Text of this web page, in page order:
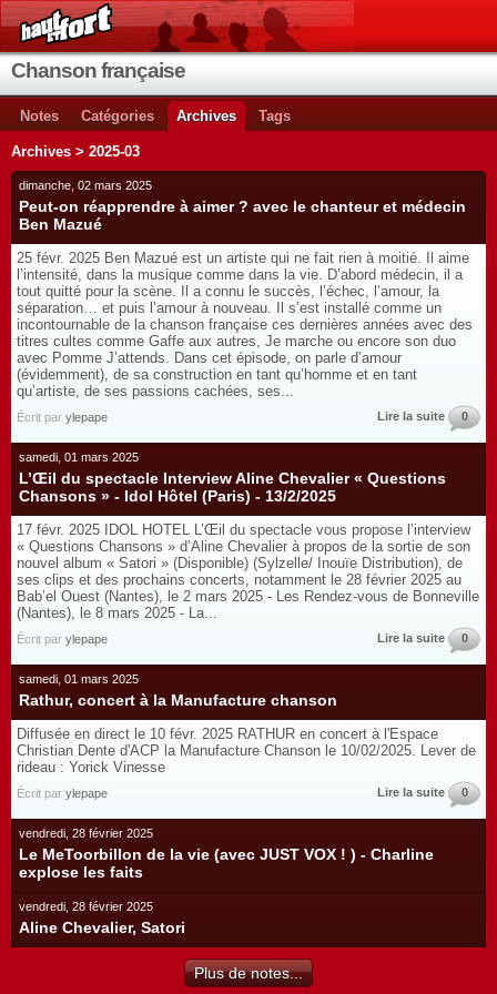
Chanson française
Notes Catégories Archives Tags
Archives > 2025-03
dimanche, 02 mars 2025
Peut-on réapprendre à aimer ? avec le chanteur et médecin
Ben Mazué
25 févr. 2025 Ben Mazué est un artiste qui ne fait rien à moitié. Il aime
l’intensité, dans la musique comme dans la vie. D’abord médecin, il a
tout quitté pour la scène. Il a connu le succès, l’échec, l’amour, la
séparation… et puis l’amour à nouveau. Il s’est installé comme un
incontournable de la chanson française ces dernières années avec des
titres cultes comme Gaffe aux autres, Je marche ou encore son duo
avec Pomme J’attends. Dans cet épisode, on parle d’amour
(évidemment), de sa construction en tant qu’homme et en tant
qu’artiste, de ses passions cachées, ses...
Écrit par ylepape Lire la suite 0
samedi, 01 mars 2025
L’Œil du spectacle Interview Aline Chevalier « Questions
Chansons » - Idol Hôtel (Paris) - 13/2/2025
17 févr. 2025 IDOL HOTEL L’Œil du spectacle vous propose l’interview
« Questions Chansons » d’Aline Chevalier à propos de la sortie de son
nouvel album « Satori » (Disponible) (Sylzelle/ Inouïe Distribution), de
ses clips et des prochains concerts, notamment le 28 février 2025 au
Bab’el Ouest (Nantes), le 2 mars 2025 - Les Rendez-vous de Bonneville
(Nantes), le 8 mars 2025 - La...
Écrit par ylepape Lire la suite 0
samedi, 01 mars 2025
Rathur, concert à la Manufacture chanson
Diffusée en direct le 10 févr. 2025 RATHUR en concert à l'Espace
Christian Dente d'ACP la Manufacture Chanson le 10/02/2025. Lever de
rideau : Yorick Vinesse
Écrit par ylepape Lire la suite 0
vendredi, 28 février 2025
Le MeToorbillon de la vie (avec JUST VOX ! ) - Charline
explose les faits
vendredi, 28 février 2025
Aline Chevalier, Satori
Plus de notes...